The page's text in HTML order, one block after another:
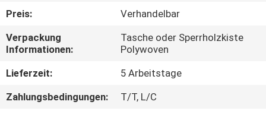
QUALITÄTSKONTROLLE
TRETEN
SIE
MIT
Preis:
Verhandelbar
Verpackung
Informationen:
Tasche oder Sperrholzkiste
Polywoven
Lieferzeit:
5 Arbeitstage
Zahlungsbedingungen:
T/T, L/C